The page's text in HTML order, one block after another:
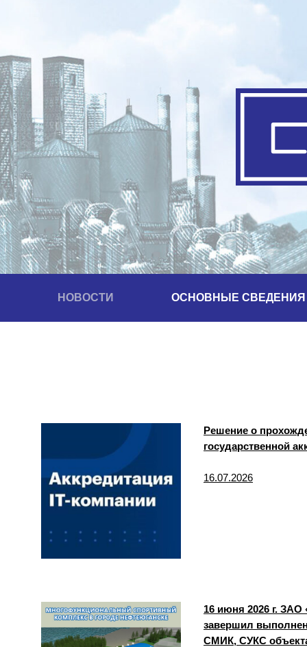
НОВОСТИ ОСНОВНЫЕ СВЕДЕНИЯ
16 июня 2026 г.
завершил
СМИК, СУКС
Решение о
государственной
16.07.2026